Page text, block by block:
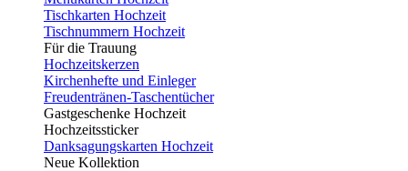
Tischkarten Hochzeit
Tischnummern Hochzeit
Für die Trauung
Hochzeitskerzen
Kirchenhefte und Einleger
Freudentränen-Taschentücher
Gastgeschenke Hochzeit
Hochzeitssticker
Danksagungskarten Hochzeit
Neue Kollektion